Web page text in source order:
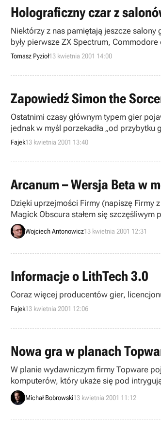
Holograficzny czar z
Niektórzy z nas pamiętają jeszcze
były pierwsze ZX Spectrum,
Tomasz Pyzioł13 kwietnia 2001 14:00
Zapowiedź Simon the
Ostatnimi czasy głównym typem gier
jednak w myśl porzekadła „od przybytku
Fajek13 kwietnia 2001 13:40
Arcanum – Wersja Beta w
Dzięki uprzejmości Firmy (napiszę Firmy
Magick Obscura stałem się szczęśliwym
Wojciech Antonowicz13 kwietnia 2001 12:31
Informacje o LithTech 3.0
Coraz więcej producentów gier,
Fajek13 kwietnia 2001 12:06
Nowa gra w planach
W planie wydawniczym firmy Topware
komputerów, który ukaże się pod
Michał Bobrowski13 kwietnia 2001 11:12